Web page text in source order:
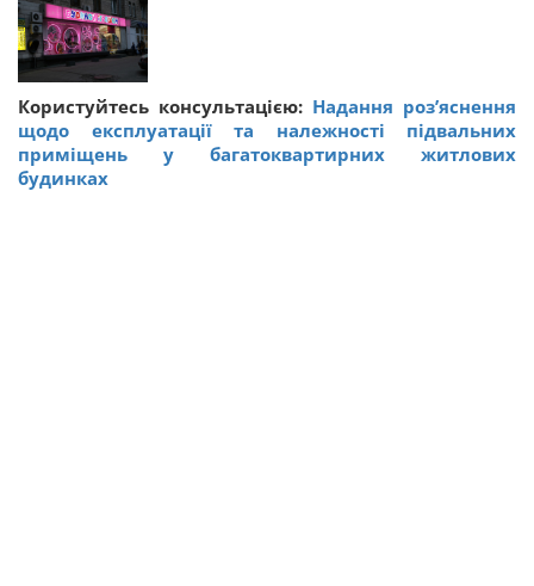
Користуйтесь консультацією: Надання роз’яснення
щодо експлуатації та належності підвальних
приміщень у багатоквартирних житлових
будинках